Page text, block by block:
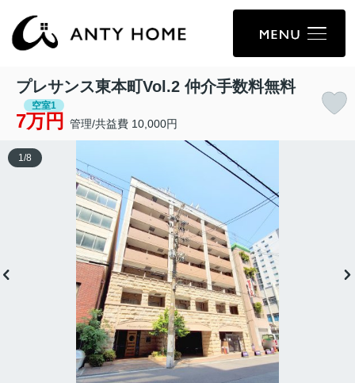
プレサンス東本町Vol.2 仲介手数料無料
空室1
7万円 管理/共益費 10,000円
1 /8